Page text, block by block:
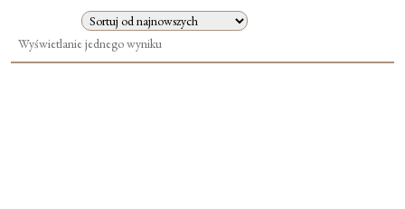
Moje konto
Wyświetlanie jednego wyniku